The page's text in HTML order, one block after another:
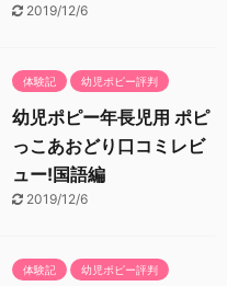
2019/12/6
体験記 幼児ポピー評判
幼児ポピー年長児用 ポピ
っこあおどり口コミレビ
ュー!国語編
2019/12/6
体験記 幼児ポピー評判